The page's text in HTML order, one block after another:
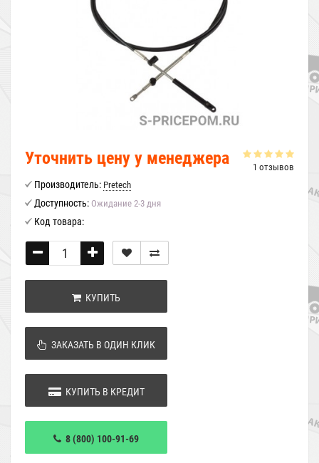
1 отзывов
Уточнить цену у менеджера
Производитель: Pretech
Доступность: Ожидание 2-3 дня
Код товара:
КУПИТЬ
ЗАКАЗАТЬ В ОДИН КЛИК
КУПИТЬ В КРЕДИТ
8 (800) 100-91-69